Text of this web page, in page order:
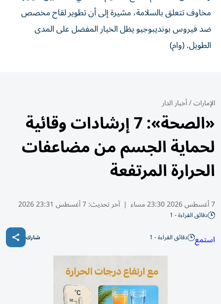
مخاوف تتعلق بالسلامة، مشيرة إلى أن تطوير لقاح مخصص
ضد فيروس بونديبوجيو يظل الخيار المفضل على المدى
الطويل. (وام)
الإمارات/أخبار الدار
«الصحة»: 7 إرشادات وقائية
لحماية الجسم من مضاعفات
الحرارة المرتفعة
7 أغسطس 2026 23:30 مساء | آخر تحديث:7 أغسطس 23:31 2026
دقائق القراءة - 1
استمع دقائق القراءة - 1 شارك